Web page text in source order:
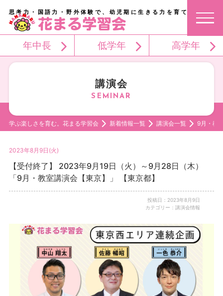
思考力・国語力・野外体験で、幼児期に生きる力を育てる。
年中長 低学年 高学年
講演会
学ぶ楽しさを育む。花まる学習会 新着情報一覧 講演会一覧 9月・教
2023年8月9日(火)
【受付終了】 2023年9月19日（火）～9月28日（木）
「9月・教室講演会【東京】」 【東京都】
投稿日：2023年8月9日
カテゴリー：講演会情報